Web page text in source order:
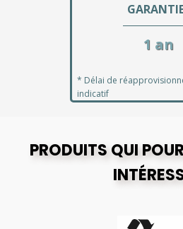
1 an
* Délai de
indicatif
PRODUITS QUI